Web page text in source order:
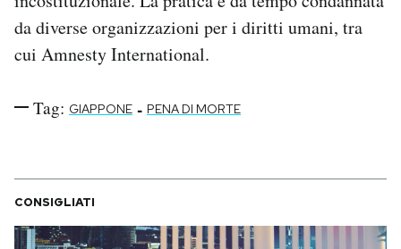
da diverse organizzazioni per i diritti umani, tra
cui Amnesty International.
Tag: GIAPPONE - PENA DI MORTE
CONSIGLIATI